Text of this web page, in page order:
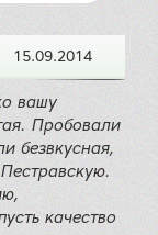
15.09.2014
вашу
Пробовали
безвкусная,
качество